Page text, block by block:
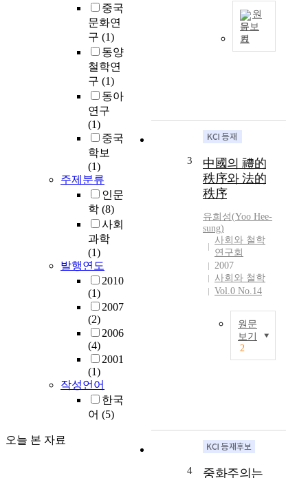
중국
문화연
구 (1)
동양
철학연
구 (1)
동아
연구
(1)
중국
학보
(1)
주제분류
인문
학 (8)
사회
과학
(1)
발행연도
2010
(1)
2007
(2)
2006
(4)
2001
(1)
작성언어
한국
어 (5)
오늘 본 자료
원
문보
기
3
中國의 禮的
秩序와 法的
秩序
유희성(Yoo Hee-
sung)
사회와 철학
연구회
2007
사회와 철학
Vol.0 No.14
원문
보기
2
4 중화주의는